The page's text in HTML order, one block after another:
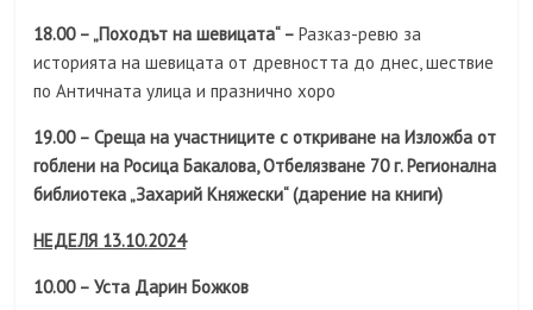
18.00 – „Походът на шевицата“ –Разказ-ревю за
историята на шевицата от древността до днес, шествие
по Античната улица и празнично хоро
19.00 – Среща на участниците с откриване на Изложба от
гоблени на Росица Бакалова, Отбелязване 70 г. Регионална
библиотека „Захарий Княжески“ (дарение на книги)
НЕДЕЛЯ 13.10.2024
10.00 – Уста Дарин Божков